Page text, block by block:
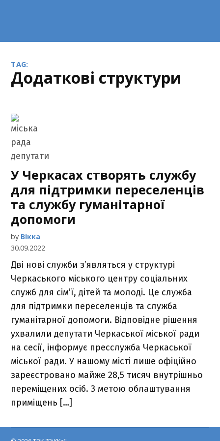
TAG:
додаткові структури
У Черкасах створять службу
для підтримки переселенців
та службу гуманітарної
допомоги
by Вікка
30.09.2022
Дві нові служби з’являться у структурі
Черкаського міського центру соціальних
служб для сім’ї, дітей та молоді. Це служба
для підтримки переселенців та служба
гуманітарної допомоги. Відповідне рішення
ухвалили депутати Черкаської міської ради
на сесії, інформує пресслужба Черкаської
міської ради. У нашому місті лише офіційно
зареєстровано майже 28,5 тисяч внутрішньо
переміщених осіб. З метою облаштування
приміщень […]